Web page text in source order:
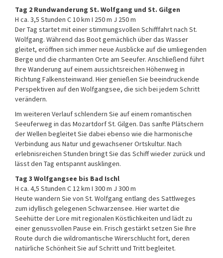
Tag 2 Rundwanderung St. Wolfgang und St. Gilgen
H ca. 3,5 Stunden C 10 km I 250 m J 250 m
Der Tag startet mit einer stimmungsvollen Schifffahrt nach St.
Wolfgang. Während das Boot gemächlich über das Wasser
gleitet, eröffnen sich immer neue Ausblicke auf die umliegenden
Berge und die charmanten Orte am Seeufer. Anschließend führt
Ihre Wanderung auf einem aussichtsreichen Höhenweg in
Richtung Falkensteinwand. Hier genießen Sie beeindruckende
Perspektiven auf den Wolfgangsee, die sich bei jedem Schritt
verändern.
Im weiteren Verlauf schlendern Sie auf einem romantischen
Seeuferweg in das Mozartdorf St. Gilgen. Das sanfte Plätschern
der Wellen begleitet Sie dabei ebenso wie die harmonische
Verbindung aus Natur und gewachsener Ortskultur. Nach
erlebnisreichen Stunden bringt Sie das Schiff wieder zurück und
lässt den Tag entspannt ausklingen.
Tag 3 Wolfgangsee bis Bad Ischl
H ca. 4,5 Stunden C 12 km I 300 m J 300 m
Heute wandern Sie von St. Wolfgang entlang des Sattlweges
zum idyllisch gelegenen Schwarzensee. Hier wartet die
Seehütte der Lore mit regionalen Köstlichkeiten und lädt zu
einer genussvollen Pause ein. Frisch gestärkt setzen Sie Ihre
Route durch die wildromantische Wirerschlucht fort, deren
natürliche Schönheit Sie auf Schritt und Tritt begleitet.